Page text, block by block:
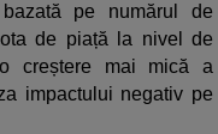
pe numărul de
de piață la nivel de
creștere mai mică a
impactului negativ pe